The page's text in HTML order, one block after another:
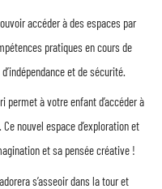
accéder à des espaces par
pratiques en cours de
et de sécurité.
permet à votre enfant d’accéder à
nouvel espace d’exploration et
et sa pensée créative !
s’asseoir dans la tour et